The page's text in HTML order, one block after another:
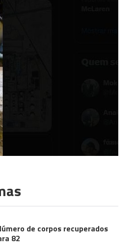
de corpos recuperados
82